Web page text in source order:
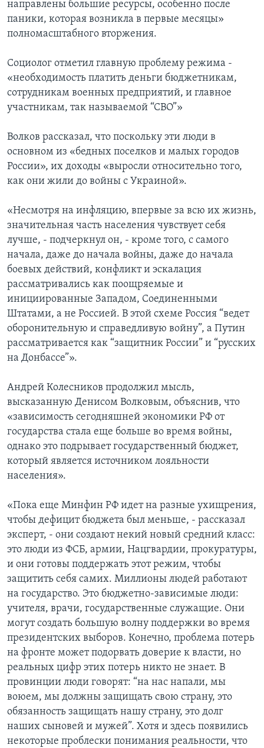
направлены большие ресурсы, особенно после
паники, которая возникла в первые месяцы»
полномасштабного вторжения.
Социолог отметил главную проблему режима -
«необходимость платить деньги бюджетникам,
сотрудникам военных предприятий, и главное
участникам, так называемой “СВО”»
Волков рассказал, что поскольку эти люди в
основном из «бедных поселков и малых городов
России», их доходы «выросли относительно того,
как они жили до войны с Украиной».
«Несмотря на инфляцию, впервые за всю их жизнь,
значительная часть населения чувствует себя
лучше, - подчеркнул он, - кроме того, с самого
начала, даже до начала войны, даже до начала
боевых действий, конфликт и эскалация
рассматривались как поощряемые и
инициированные Западом, Соединенными
Штатами, а не Россией. В этой схеме Россия “ведет
оборонительную и справедливую войну”, а Путин
рассматривается как “защитник России” и “русских
на Донбассе”».
Андрей Колесников продолжил мысль,
высказанную Денисом Волковым, объяснив, что
«зависимость сегодняшней экономики РФ от
государства стала еще больше во время войны,
однако это подрывает государственный бюджет,
который является источником лояльности
населения».
«Пока еще Минфин РФ идет на разные ухищрения,
чтобы дефицит бюджета был меньше, - рассказал
эксперт, - они создают некий новый средний класс:
это люди из ФСБ, армии, Нацгвардии, прокуратуры,
и они готовы поддержать этот режим, чтобы
защитить себя самих. Миллионы людей работают
на государство. Это бюджетно-зависимые люди:
учителя, врачи, государственные служащие. Они
могут создать большую волну поддержки во время
президентских выборов. Конечно, проблема потерь
на фронте может подорвать доверие к власти, но
реальных цифр этих потерь никто не знает. В
провинции люди говорят: “на нас напали, мы
воюем, мы должны защищать свою страну, это
обязанность защищать нашу страну, это долг
наших сыновей и мужей”. Хотя и здесь появились
некоторые проблески понимания реальности, что